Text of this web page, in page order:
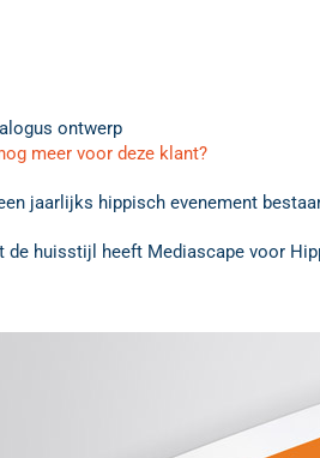
ontwerp
meer voor deze klant?
jaarlijks hippisch evenement
huisstijl heeft Mediascape voor